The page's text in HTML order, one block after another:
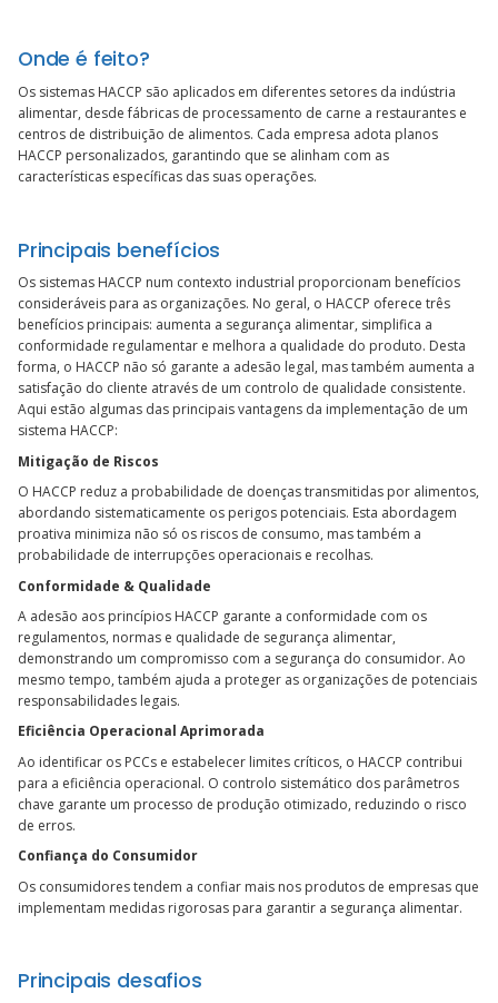
Onde é feito?
Os sistemas HACCP são aplicados em diferentes setores da indústria
alimentar, desde fábricas de processamento de carne a restaurantes e
centros de distribuição de alimentos. Cada empresa adota planos
HACCP personalizados, garantindo que se alinham com as
características específicas das suas operações.
Principais benefícios
Os sistemas HACCP num contexto industrial proporcionam benefícios
consideráveis para as organizações. No geral, o HACCP oferece três
benefícios principais: aumenta a segurança alimentar, simplifica a
conformidade regulamentar e melhora a qualidade do produto. Desta
forma, o HACCP não só garante a adesão legal, mas também aumenta a
satisfação do cliente através de um controlo de qualidade consistente.
Aqui estão algumas das principais vantagens da implementação de um
sistema HACCP:
Mitigação de Riscos
O HACCP reduz a probabilidade de doenças transmitidas por alimentos,
abordando sistematicamente os perigos potenciais. Esta abordagem
proativa minimiza não só os riscos de consumo, mas também a
probabilidade de interrupções operacionais e recolhas.
Conformidade & Qualidade
A adesão aos princípios HACCP garante a conformidade com os
regulamentos, normas e qualidade de segurança alimentar,
demonstrando um compromisso com a segurança do consumidor. Ao
mesmo tempo, também ajuda a proteger as organizações de potenciais
responsabilidades legais.
Eficiência Operacional Aprimorada
Ao identificar os PCCs e estabelecer limites críticos, o HACCP contribui
para a eficiência operacional. O controlo sistemático dos parâmetros
chave garante um processo de produção otimizado, reduzindo o risco
de erros.
Confiança do Consumidor
Os consumidores tendem a confiar mais nos produtos de empresas que
implementam medidas rigorosas para garantir a segurança alimentar.
Principais desafios